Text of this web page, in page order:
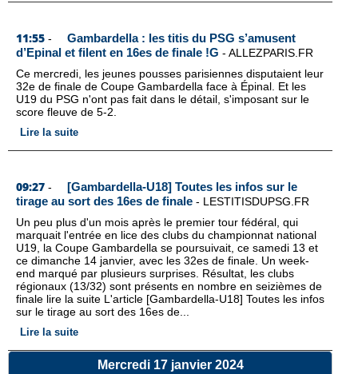
11:55 -
Gambardella : les titis du PSG s’amusent
d’Epinal et filent en 16es de finale !G - ALLEZPARIS.FR
Ce mercredi, les jeunes pousses parisiennes disputaient leur
32e de finale de Coupe Gambardella face à Épinal. Et les
U19 du PSG n'ont pas fait dans le détail, s'imposant sur le
score fleuve de 5-2.
Lire la suite
09:27 -
[Gambardella-U18] Toutes les infos sur le
tirage au sort des 16es de finale - LESTITISDUPSG.FR
Un peu plus d'un mois après le premier tour fédéral, qui
marquait l'entrée en lice des clubs du championnat national
U19, la Coupe Gambardella se poursuivait, ce samedi 13 et
ce dimanche 14 janvier, avec les 32es de finale. Un week-
end marqué par plusieurs surprises. Résultat, les clubs
régionaux (13/32) sont présents en nombre en seizièmes de
finale lire la suite L'article [Gambardella-U18] Toutes les infos
sur le tirage au sort des 16es de...
Lire la suite
Mercredi 17 janvier 2024